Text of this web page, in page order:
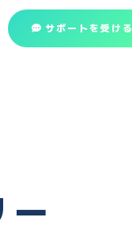
サポートを受ける